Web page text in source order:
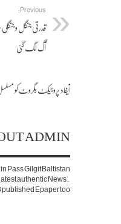
Previous:
قدرتی جنگل و
آگ لگ گئی
آیفاد پروجیکٹ بگروٹ کو
ADMIN
Pass Gilgit Baltistan
authentic News.
Epaper too.